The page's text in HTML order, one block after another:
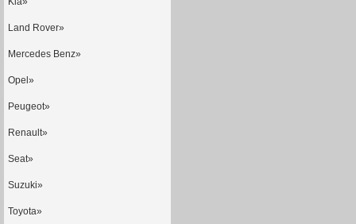
Land Rover»
Mercedes Benz»
Opel»
Peugeot»
Renault»
Seat»
Suzuki»
Toyota»